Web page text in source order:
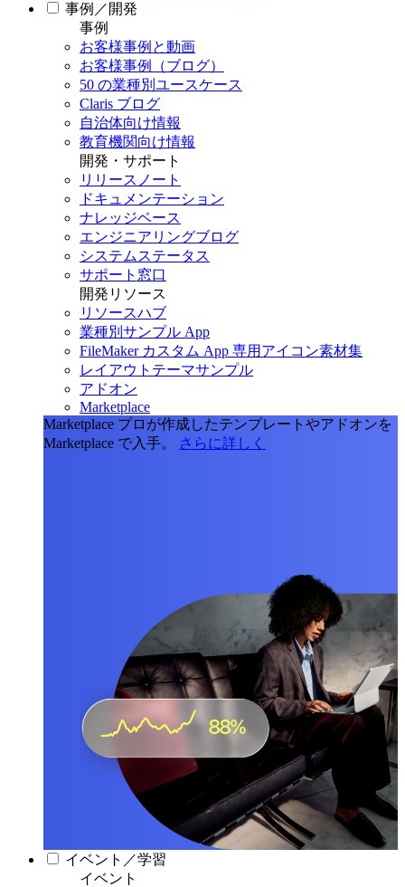
事例／開発
事例
お客様事例と動画
お客様事例（ブログ）
50 の業種別ユースケース
Claris ブログ
自治体向け情報
教育機関向け情報
開発・サポート
リリースノート
ドキュメンテーション
ナレッジベース
エンジニアリングブログ
システムステータス
サポート窓口
開発リソース
リソースハブ
業種別サンプル App
FileMaker カスタム App 専用アイコン素材集
レイアウトテーマサンプル
アドオン
Marketplace
Marketplace プロが作成したテンプレートやアドオンを
Marketplace で入手。
さらに詳しく
イベント／学習
イベント